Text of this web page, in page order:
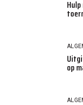
op